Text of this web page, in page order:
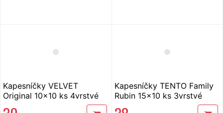
Kapesníčky VELVET
Original 10x10 ks 4vrstvé
Kapesníčky TENTO Family
Rubin 15x10 ks 3vrstvé